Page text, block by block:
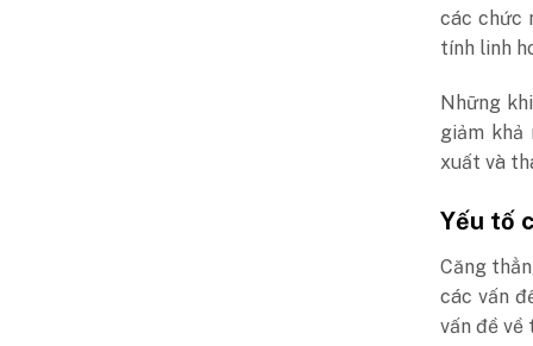
các chức
tính linh
Những
giảm khả
xuất và
Yếu tố
Căng
các vấn
vấn đề về